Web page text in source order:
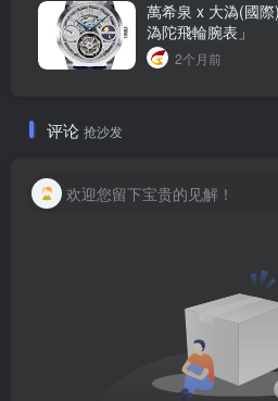
萬希泉 x 大溈(國
溈陀飛輪腕表」
2个月前
评论 抢沙发
欢迎您留下宝贵的见解！